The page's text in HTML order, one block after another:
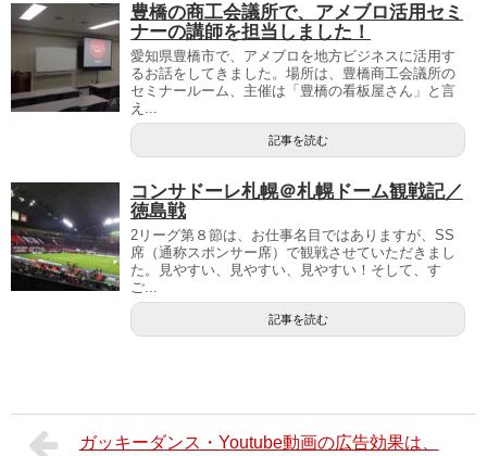
豊橋の商工会議所で、アメブロ活用セミ
ナーの講師を担当しました！
愛知県豊橋市で、アメブロを地方ビジネスに活用す
るお話をしてきました。場所は、豊橋商工会議所の
セミナールーム、主催は「豊橋の看板屋さん」と言
え...
記事を読む
コンサドーレ札幌＠札幌ドーム観戦記／
徳島戦
2リーグ第８節は、お仕事名目ではありますが、SS
席（通称スポンサー席）で観戦させていただきまし
た。見やすい、見やすい、見やすい！そして、す
ご...
記事を読む
ガッキーダンス・Youtube動画の広告効果は、